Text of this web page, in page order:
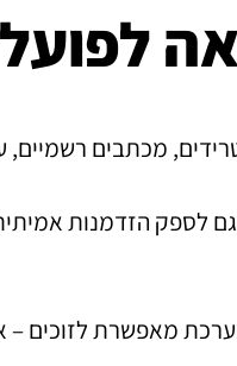
לפועל
מכתבים רשמיים,
לספק הזדמנות
מאפשרת